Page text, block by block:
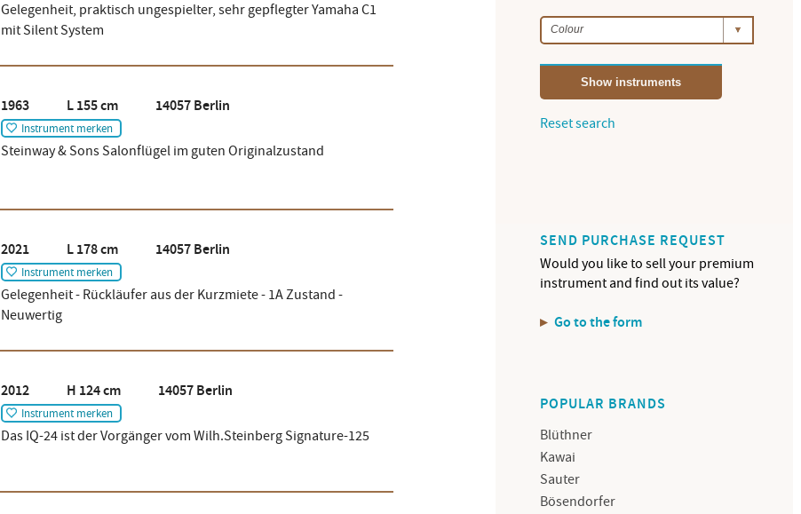
Gelegenheit, praktisch ungespielter, sehr gepflegter Yamaha C1
mit Silent System
1963 L 155 cm 14057 Berlin
Instrument merken
Steinway & Sons Salonflügel im guten Originalzustand
2021 L 178 cm 14057 Berlin
Instrument merken
Gelegenheit - Rückläufer aus der Kurzmiete - 1A Zustand -
Neuwertig
2012 H 124 cm 14057 Berlin
Instrument merken
Das IQ-24 ist der Vorgänger vom Wilh.Steinberg Signature-125
Show instruments
Reset search
SEND PURCHASE REQUEST
Would you like to sell your premium
instrument and find out its value?
Go to the form
POPULAR BRANDS
Blüthner
Kawai
Sauter
Bösendorfer